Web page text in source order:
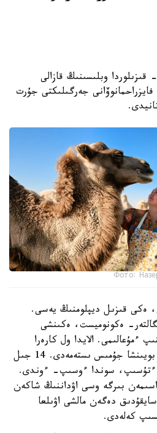
قىزىلوردا. KAZINFORM - قىزىلوردا وبلىسىنىڭ قازالى
فايزراحمانوۆانى جەرگىلىكتى جۇرت
Фото:
ەكى قىزىل ديپلومنىڭ يەسى.
ەكونوميست، ەكىنشى
ءمۇعالىمى. الايدا ول كارەرا
قۋعان جوق. ەكى ماماندىق بويىنشا جۇمىس ىستەمەدى. 14 جىل
ءتۇسىپ، سوندا ءوسىپ- ءوندى.
بىرگە وسى اۋداننىڭ شاكەن
دەگەن مالشى اۋىلعا
كەلەدى.